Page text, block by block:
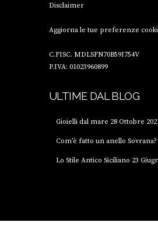
Disclaimer
Aggiorna le tue preferenze
C.FISC. MDLSFN70B59I754V
P.IVA: 01023960899
ULTIME DAL BLOG
Gioielli dal mare 28 Ottobre
Com’è fatto un anello Sovrana?
Lo Stile Antico Siciliano 23